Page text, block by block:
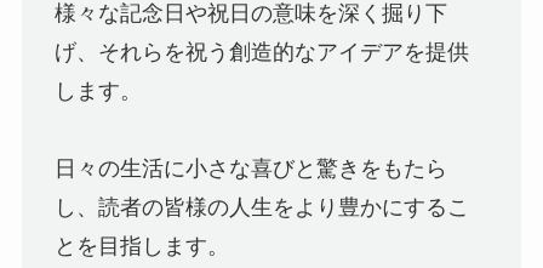
様々な記念日や祝日の意味を深く掘り下
げ、それらを祝う創造的なアイデアを提供
します。
日々の生活に小さな喜びと驚きをもたら
し、読者の皆様の人生をより豊かにするこ
とを目指します。